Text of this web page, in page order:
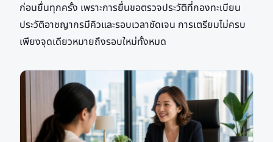
ก่อนยื่นทุกครั้ง เพราะการยื่นขอตรวจประวัติที่กองทะเบียน
ประวัติอาชญากรมีคิวและรอบเวลาชัดเจน การเตรียมไม่ครบ
เพียงจุดเดียวหมายถึงรอบใหม่ทั้งหมด